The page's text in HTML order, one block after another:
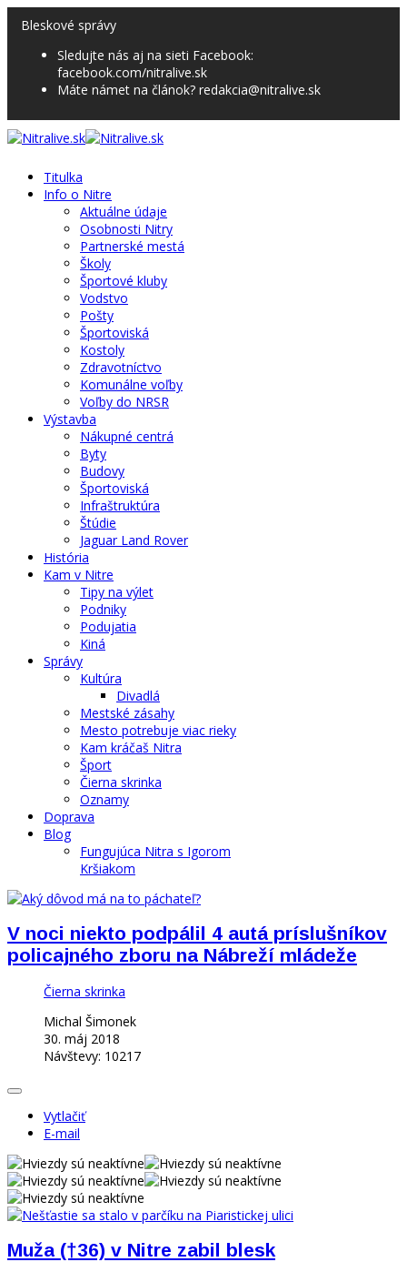
Bleskové správy
Sledujte nás aj na sieti Facebook:
facebook.com/nitralive.sk
Máte námet na článok? redakcia@nitralive.sk
Titulka
Info o Nitre
Aktuálne údaje
Osobnosti Nitry
Partnerské mestá
Školy
Športové kluby
Vodstvo
Pošty
Športoviská
Kostoly
Zdravotníctvo
Komunálne voľby
Voľby do NRSR
Výstavba
Nákupné centrá
Byty
Budovy
Športoviská
Infraštruktúra
Štúdie
Jaguar Land Rover
História
Kam v Nitre
Tipy na výlet
Podniky
Podujatia
Kiná
Správy
Kultúra
Divadlá
Mestské zásahy
Mesto potrebuje viac rieky
Kam kráčaš Nitra
Šport
Čierna skrinka
Oznamy
Doprava
Blog
Fungujúca Nitra s Igorom
Kršiakom
V noci niekto podpálil 4 autá príslušníkov
policajného zboru na Nábreží mládeže
Čierna skrinka
Michal Šimonek
30. máj 2018
Návštevy: 10217
Vytlačiť
E-mail
Muža (†36) v Nitre zabil blesk